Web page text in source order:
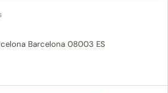
Barcelona 08003 ES